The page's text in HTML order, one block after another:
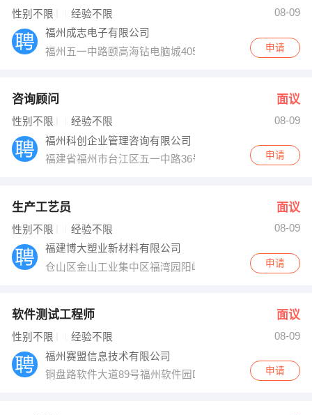
性别不限 经验不限
08-09
福州成志电子有限公司
福州五一中路颐高海钻电脑城4053
申请
咨询顾问 面议
性别不限 经验不限
08-09
福州科创企业管理咨询有限公司
福建省福州市台江区五一中路36号高桥大厦7层
申请
生产工艺员 面议
性别不限 经验不限
08-09
福建博大塑业新材料有限公司
仓山区金山工业集中区福湾园阳岐路65号
申请
软件测试工程师 面议
性别不限 经验不限
08-09
福州赛盟信息技术有限公司
铜盘路软件大道89号福州软件园D区1号楼306
申请